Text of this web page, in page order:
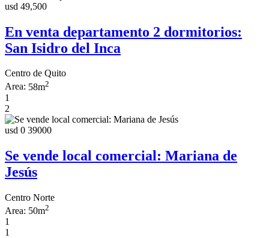
usd 49,500
En venta departamento 2 dormitorios:
San Isidro del Inca
Centro de Quito
Area: 58m2
1
2
usd 0 39000
Se vende local comercial: Mariana de
Jesús
Centro Norte
Area: 50m2
1
1